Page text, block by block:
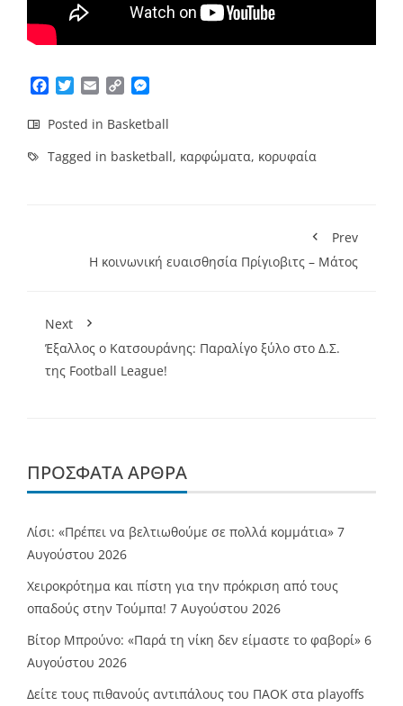
Facebook
TwitterEmailCopy
Posted in Basketball
Tagged in basketball, καρφώματα, κορυφαία
Prev
H κοινωνική ευαισθησία Πρίγιοβιτς – Μάτος
Next
Έξαλλος ο Κατσουράνης: Παραλίγο ξύλο στο Δ.Σ.
της Football League!
ΠΡΌΣΦΑΤΑ ΆΡΘΡΑ
Λίσι: «Πρέπει να βελτιωθούμε σε πολλά κομμάτια» 7
Αυγούστου 2026
Χειροκρότημα και πίστη για την πρόκριση από τους
οπαδούς στην Τούμπα! 7 Αυγούστου 2026
Βίτορ Μπρούνο: «Παρά τη νίκη δεν είμαστε το φαβορί» 6
Αυγούστου 2026
Δείτε τους πιθανούς αντιπάλους του ΠΑΟΚ στα playoffs